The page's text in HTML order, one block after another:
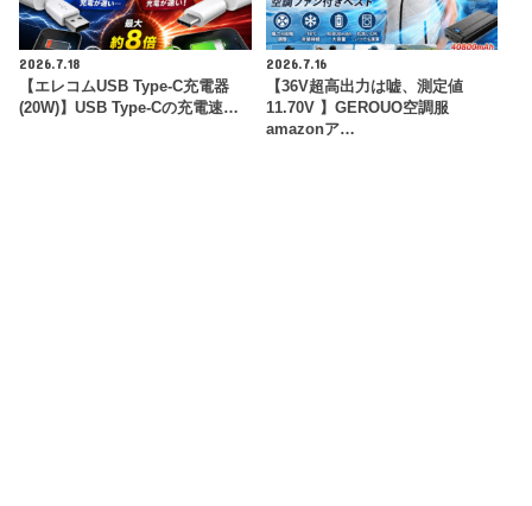
2026.7.18
【エレコムUSB Type-C充電器
(20W)】USB Type-Cの充電速…
2026.7.16
【36V超高出力は嘘、測定値
11.70V 】GEROUO空調服
amazonア…